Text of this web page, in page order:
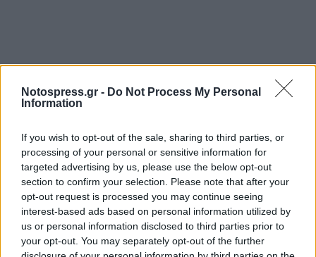
Notospress.gr - Do Not Process My Personal
Information
If you wish to opt-out of the sale, sharing to third parties, or
processing of your personal or sensitive information for
targeted advertising by us, please use the below opt-out
section to confirm your selection. Please note that after your
opt-out request is processed you may continue seeing
interest-based ads based on personal information utilized by
us or personal information disclosed to third parties prior to
your opt-out. You may separately opt-out of the further